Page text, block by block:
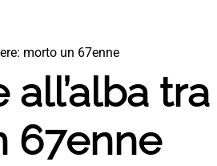
morto un 67enne
67enne